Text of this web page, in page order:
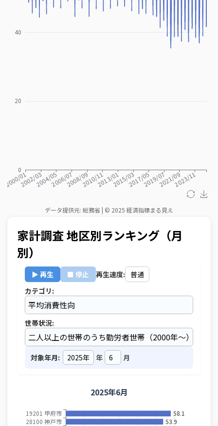
家計調査 地区別ランキング（月
別）
▶ 再生 ■ 停止
再生速度:
カテゴリ:
世帯状況:
対象年月: 年 月